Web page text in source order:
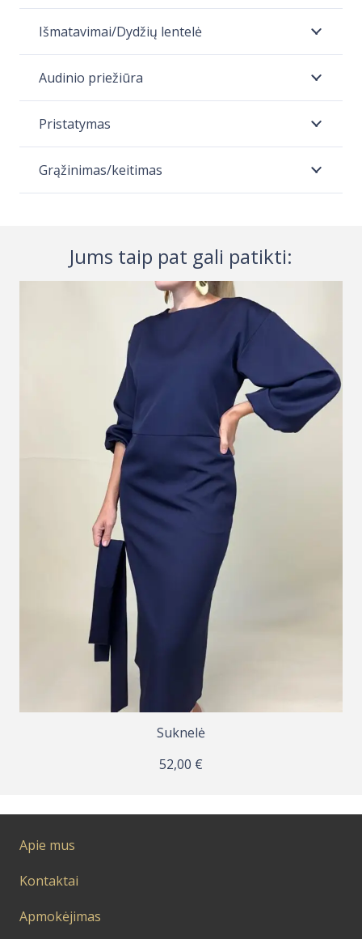
Išmatavimai/Dydžių lentelė
Audinio priežiūra
Pristatymas
Grąžinimas/keitimas
Jums taip pat gali patikti:
Suknelė KLASIKA, XS-2XL
Apie mus
Kontaktai
Apmokėjimas